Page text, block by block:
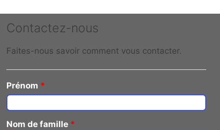
Contactez-nous
Faites-nous savoir comment vous contacter.
Prénom *
Nom de famille *